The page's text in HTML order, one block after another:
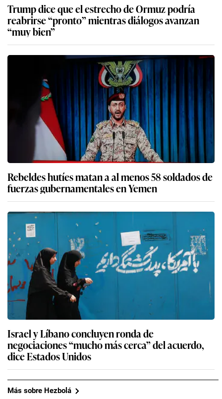
Trump dice que el estrecho de Ormuz podría
reabrirse “pronto” mientras diálogos avanzan
“muy bien”
Rebeldes hutíes matan a al menos 58 soldados de
fuerzas gubernamentales en Yemen
Israel y Líbano concluyen ronda de
negociaciones “mucho más cerca” del acuerdo,
dice Estados Unidos
Más sobre Hezbolá